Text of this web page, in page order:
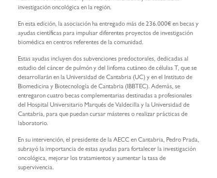
investigación oncológica en la región.
En esta edición, la asociación ha entregado más de 236.000€ en becas y
ayudas científicas para impulsar diferentes proyectos de investigación
biomédica en centros referentes de la comunidad.
Estas ayudas incluyen dos subvenciones predoctorales, dedicadas al
estudio del cáncer de pulmón y del linfoma cutáneo de células T, que se
desarrollarán en la Universidad de Cantabria (UC) y en el Instituto de
Biomedicina y Biotecnología de Cantabria (IBBTEC). Además, se
entregaron cuatro becas complementarias destinadas a profesionales
del Hospital Universitario Marqués de Valdecilla y la Universidad de
Cantabria, para que puedan cursar másteres o realizar prácticas de
laboratorio.
En su intervención, el presidente de la AECC en Cantabria, Pedro Prada,
subrayó la importancia de estas ayudas para fortalecer la investigación
oncológica, mejorar los tratamientos y aumentar la tasa de
supervivencia.